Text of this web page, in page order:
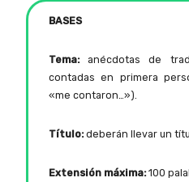
BASES
Tema:anécdotas de
contadas en primera
«me contaron…»).
Título:deberán llevar un
Extensión máxima:100